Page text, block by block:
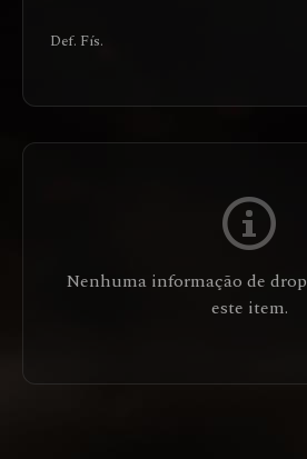
Def. Fís.
Nenhuma informação de
este item.